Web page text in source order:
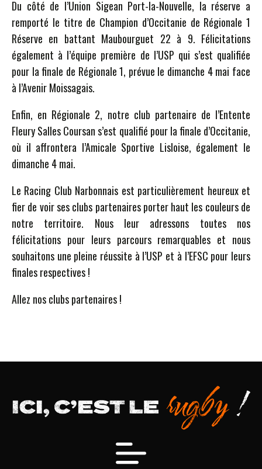
Du côté de l’Union Sigean Port-la-Nouvelle, la réserve a
remporté le titre de Champion d’Occitanie de Régionale 1
Réserve en battant Maubourguet 22 à 9. Félicitations
également à l’équipe première de l’USP qui s’est qualifiée
pour la finale de Régionale 1, prévue le dimanche 4 mai face
à l’Avenir Moissagais.
Enfin, en Régionale 2, notre club partenaire de l’Entente
Fleury Salles Coursan s’est qualifié pour la finale d’Occitanie,
où il affrontera l’Amicale Sportive Lisloise, également le
dimanche 4 mai.
Le Racing Club Narbonnais est particulièrement heureux et
fier de voir ses clubs partenaires porter haut les couleurs de
notre territoire. Nous leur adressons toutes nos
félicitations pour leurs parcours remarquables et nous
souhaitons une pleine réussite à l’USP et à l’EFSC pour leurs
finales respectives !
Allez nos clubs partenaires !